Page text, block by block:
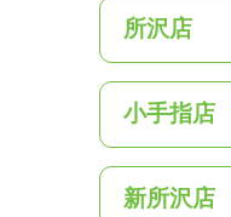
所沢店
小手指店
新所沢店